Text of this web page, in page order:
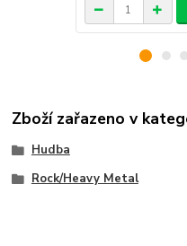
Zboží zařazeno v
Hudba
Rock/Heavy Metal